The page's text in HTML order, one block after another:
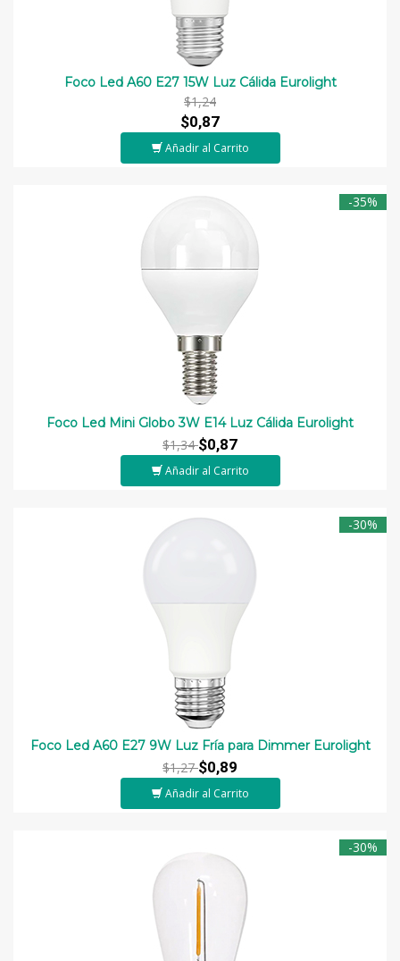
Foco Led A60 E27 15W Luz Cálida Eurolight
$1,24
$0,87
Añadir al Carrito
-35%
Foco Led Mini Globo 3W E14 Luz Cálida Eurolight
$1,34$0,87
Añadir al Carrito
-30%
Foco Led A60 E27 9W Luz Fría para Dimmer Eurolight
$1,27$0,89
Añadir al Carrito
-30%